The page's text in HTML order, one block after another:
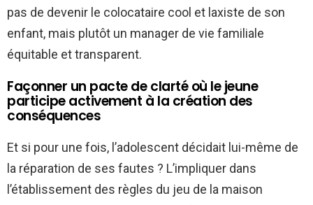
pas de devenir le colocataire cool et laxiste de son
enfant, mais plutôt un manager de vie familiale
équitable et transparent.
Façonner un pacte de clarté où le jeune
participe activement à la création des
conséquences
Et si pour une fois, l’adolescent décidait lui-même de
la réparation de ses fautes ? L’impliquer dans
l’établissement des règles du jeu de la maison